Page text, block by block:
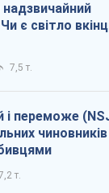
надзвичайний
є світло
7,5 т.
і переможе
чиновників
т.